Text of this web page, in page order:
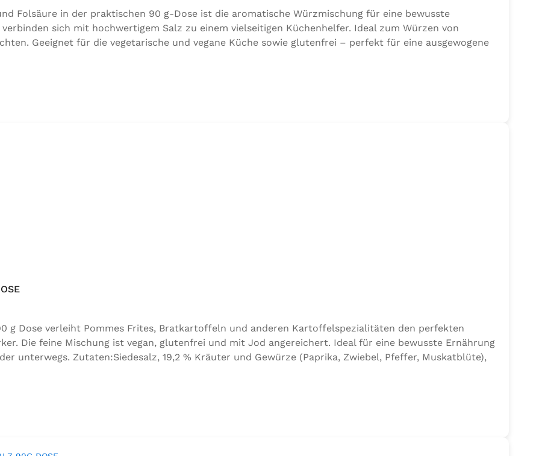
Folsäure in der praktischen 90 g-Dose ist die aromatische Würzmischung für eine bewusste
sich mit hochwertigem Salz zu einem vielseitigen Küchenhelfer. Ideal zum Würzen von
Geeignet für die vegetarische und vegane Küche sowie glutenfrei – perfekt für eine ausgewogene
Zutaten:Siedesalz, 17,5 % Kräuter und Gewürze (Petersilie, Sellerie, Zwiebel, Basilikum, Dill, Majoran,
g Dose verleiht Pommes Frites, Bratkartoffeln und anderen Kartoffelspezialitäten den perfekten
Die feine Mischung ist vegan, glutenfrei und mit Jod angereichert. Ideal für eine bewusste Ernährung
unterwegs. Zutaten:Siedesalz, 19,2 % Kräuter und Gewürze (Paprika, Zwiebel, Pfeffer, Muskatblüte),
Folsäure, Kaliumjodat.Kann Spuren von Sellerie enthalten.